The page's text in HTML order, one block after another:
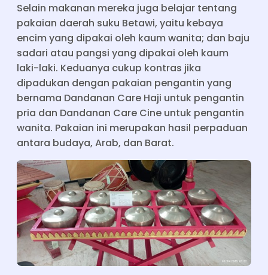
Selain makanan mereka juga belajar tentang
pakaian daerah suku Betawi, yaitu kebaya
encim yang dipakai oleh kaum wanita; dan baju
sadari atau pangsi yang dipakai oleh kaum
laki-laki. Keduanya cukup kontras jika
dipadukan dengan pakaian pengantin yang
bernama Dandanan Care Haji untuk pengantin
pria dan Dandanan Care Cine untuk pengantin
wanita. Pakaian ini merupakan hasil perpaduan
antara budaya, Arab, dan Barat.